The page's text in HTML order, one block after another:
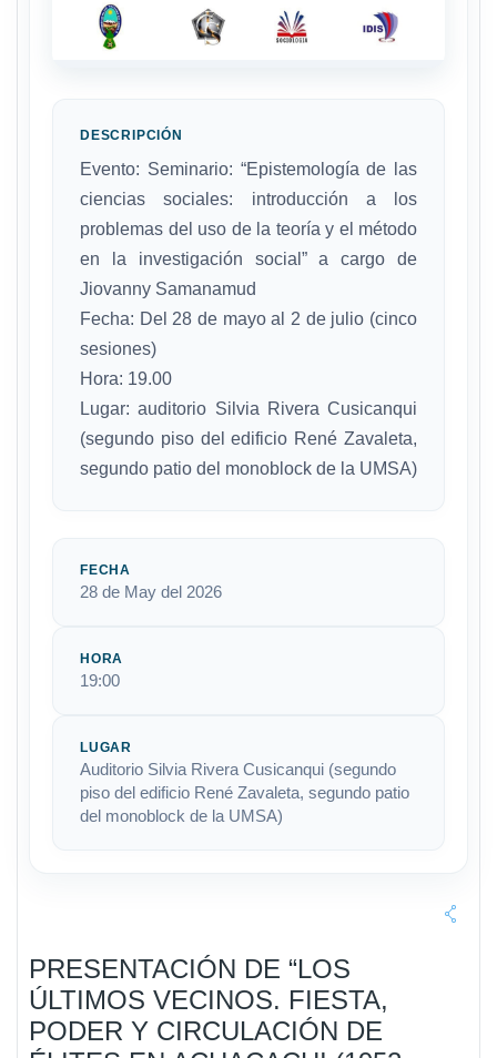
DESCRIPCIÓN
Evento: Seminario: “Epistemología de las
ciencias sociales: introducción a los
problemas del uso de la teoría y el método
en la investigación social” a cargo de
Jiovanny Samanamud
Fecha: Del 28 de mayo al 2 de julio (cinco
sesiones)
Hora: 19.00
Lugar: auditorio Silvia Rivera Cusicanqui
(segundo piso del edificio René Zavaleta,
segundo patio del monoblock de la UMSA)
FECHA
28 de May del 2026
HORA
19:00
LUGAR
Auditorio Silvia Rivera Cusicanqui (segundo
piso del edificio René Zavaleta, segundo patio
del monoblock de la UMSA)
PRESENTACIÓN DE “LOS
ÚLTIMOS VECINOS. FIESTA,
PODER Y CIRCULACIÓN DE